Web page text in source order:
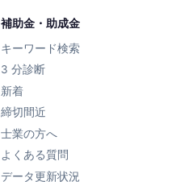
補助金・助成金
キーワード検索
3 分診断
新着
締切間近
士業の方へ
よくある質問
データ更新状況